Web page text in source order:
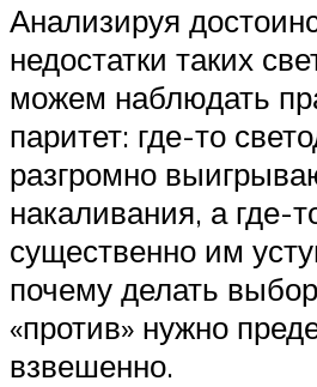
Анализируя
недостатки таких
можем наблюдать
паритет: где-то
разгромно
накаливания, а где-
существенно им
почему делать
«против» нужно
взвешенно.